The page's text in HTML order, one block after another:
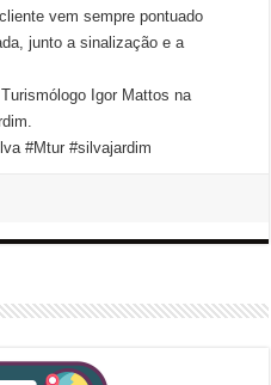
vem sempre pontuado
junto a sinalização e a
Igor Mattos na
#Mtur #silvajardim